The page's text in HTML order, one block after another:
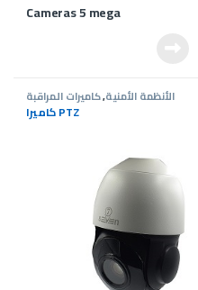
الأنظمة الأمنية,كاميرات المراقبة
كاميرا PTZ